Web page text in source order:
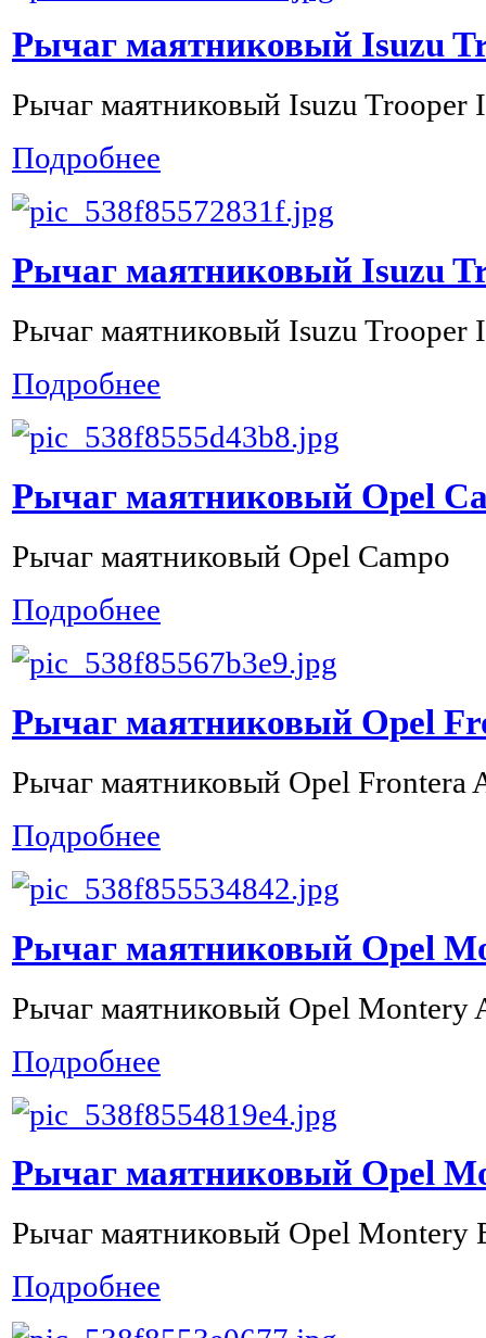
Рычаг маятниковый Isuzu
Рычаг маятниковый Isuzu Trooper
Подробнее
Рычаг маятниковый Isuzu
Рычаг маятниковый Isuzu Trooper
Подробнее
Рычаг маятниковый Opel
Рычаг маятниковый Opel Campo
Подробнее
Рычаг маятниковый Opel
Рычаг маятниковый Opel Frontera
Подробнее
Рычаг маятниковый Opel
Рычаг маятниковый Opel Montery
Подробнее
Рычаг маятниковый Opel
Рычаг маятниковый Opel Montery
Подробнее